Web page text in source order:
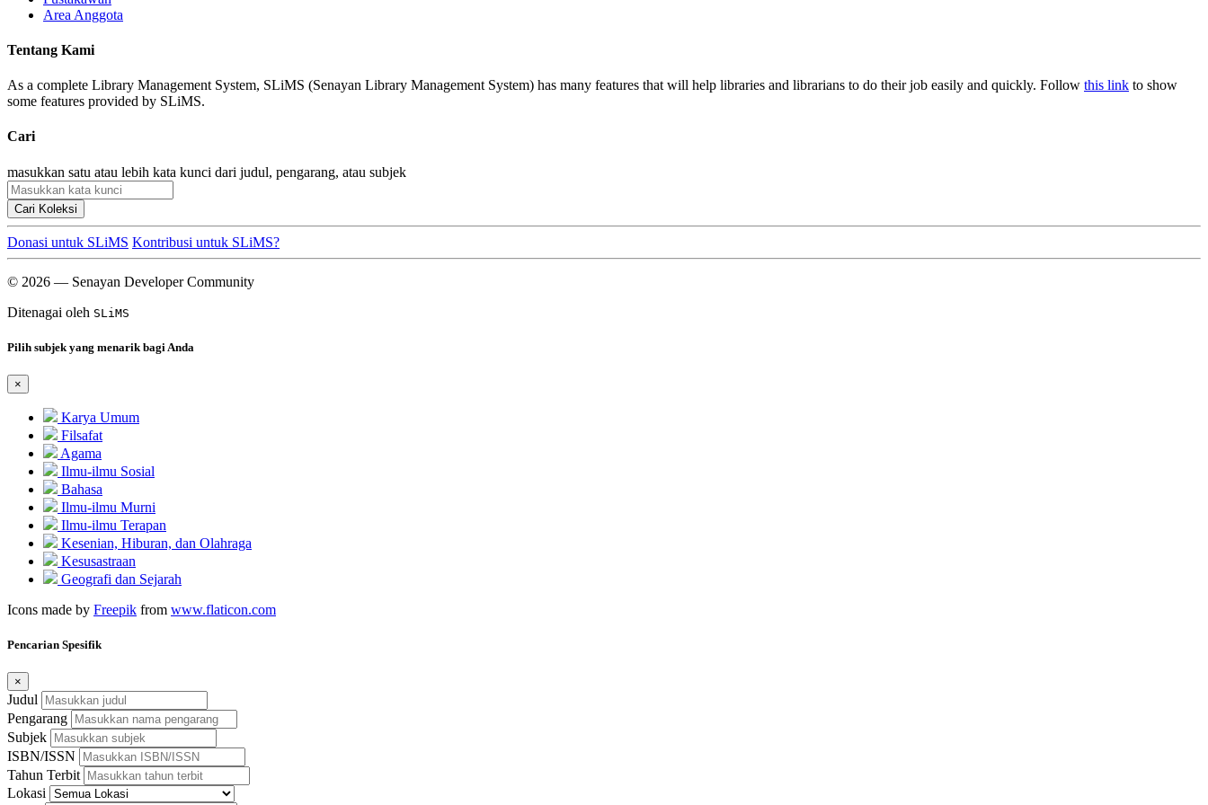
Area Anggota
Tentang Kami
As a complete Library Management System, SLiMS (Senayan Library Management System) has many features that will help libraries and librarians to do their job easily and quickly. Follow this link to show
some features provided by SLiMS.
Cari
masukkan satu atau lebih kata kunci dari judul, pengarang, atau subjek
Cari Koleksi
Donasi untuk SLiMS Kontribusi untuk SLiMS?
© 2026 — Senayan Developer Community
Ditenagai oleh SLiMS
Pilih subjek yang menarik bagi Anda
×
Karya Umum
Filsafat
Agama
Ilmu-ilmu Sosial
Bahasa
Ilmu-ilmu Murni
Ilmu-ilmu Terapan
Kesenian, Hiburan, dan Olahraga
Kesusastraan
Geografi dan Sejarah
Icons made by Freepik from www.flaticon.com
Pencarian Spesifik
×
Judul
Pengarang
Subjek
ISBN/ISSN
Tahun Terbit
Lokasi